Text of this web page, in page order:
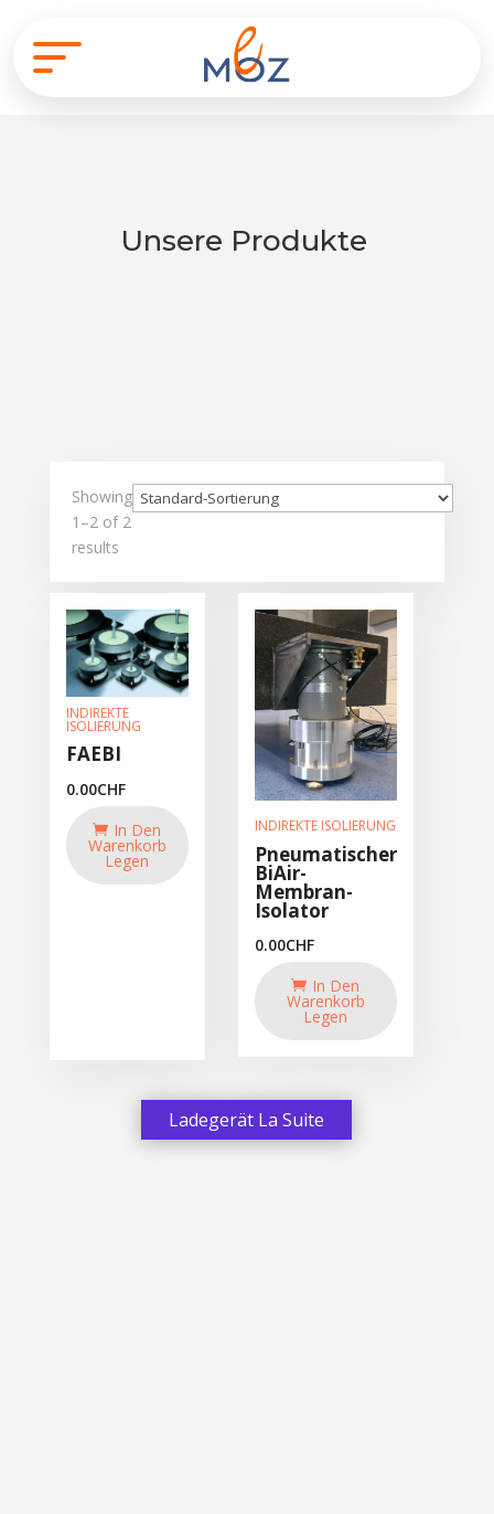
Unsere Produkte
Showing
1–2 of 2
results
INDIREKTE
ISOLIERUNG
FAEBI
0.00CHF
In Den
Warenkorb
Legen
INDIREKTE ISOLIERUNG
Pneumatischer
BiAir-
Membran-
Isolator
0.00CHF
In Den
Warenkorb
Legen
Ladegerät La Suite